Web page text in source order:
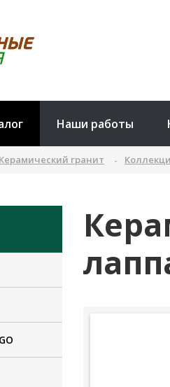
Наши работы
Керамический гранит